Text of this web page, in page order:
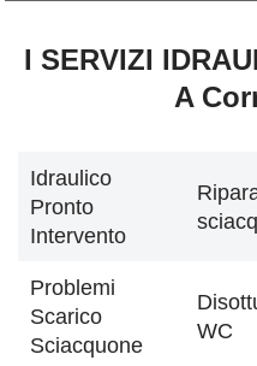
I SERVIZI
A
Idraulico
Pronto
Intervento
Problemi
Scarico
Sciacquone
WC